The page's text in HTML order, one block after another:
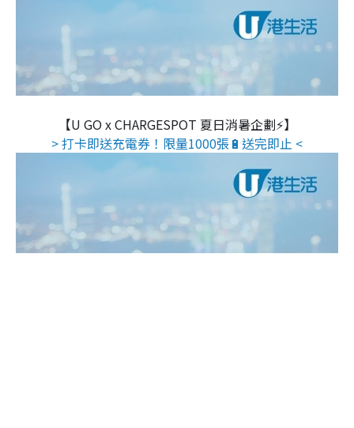
【U GO x CHARGESPOT 夏日消暑企劃⚡】
> 打卡即送充電券！限量1000張🔋送完即止 <